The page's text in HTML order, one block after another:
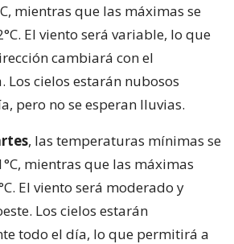
mientras que las máximas se
El viento será variable, lo que
cambiará con el
Los cielos estarán nubosos
pero no se esperan lluvias.
, las temperaturas mínimas se
mientras que las máximas
El viento será moderado y
Los cielos estarán
todo el día, lo que permitirá a